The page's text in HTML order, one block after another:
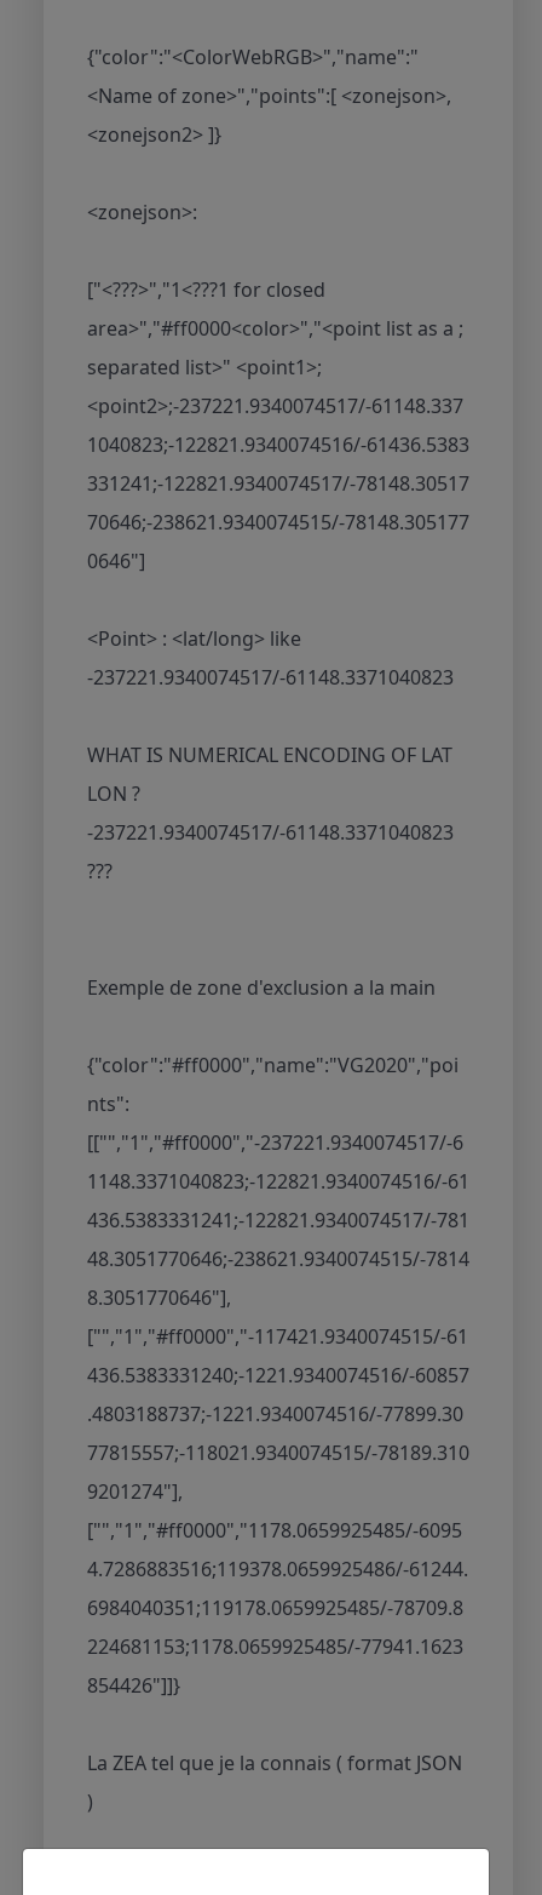
{"color":"<ColorWebRGB>","name":"
<Name of zone>","points":[ <zonejson>,
<zonejson2> ]}
<zonejson>:
["<???>","1<???1 for closed
area>","#ff0000<color>","<point list as a ;
separated list>" <point1>;
<point2>;-237221.9340074517/-61148.337
1040823;-122821.9340074516/-61436.5383
331241;-122821.9340074517/-78148.30517
70646;-238621.9340074515/-78148.305177
0646"]
<Point> : <lat/long> like
-237221.9340074517/-61148.3371040823
WHAT IS NUMERICAL ENCODING OF LAT
LON ?
-237221.9340074517/-61148.3371040823
???
Exemple de zone d'exclusion a la main
{"color":"#ff0000","name":"VG2020","poi
nts":
[["","1","#ff0000","-237221.9340074517/-6
1148.3371040823;-122821.9340074516/-61
436.5383331241;-122821.9340074517/-781
48.3051770646;-238621.9340074515/-7814
8.3051770646"],
["","1","#ff0000","-117421.9340074515/-61
436.5383331240;-1221.9340074516/-60857
.4803188737;-1221.9340074516/-77899.30
77815557;-118021.9340074515/-78189.310
9201274"],
["","1","#ff0000","1178.0659925485/-6095
4.7286883516;119378.0659925486/-61244.
6984040351;119178.0659925485/-78709.8
224681153;1178.0659925485/-77941.1623
854426"]]}
La ZEA tel que je la connais ( format JSON
)